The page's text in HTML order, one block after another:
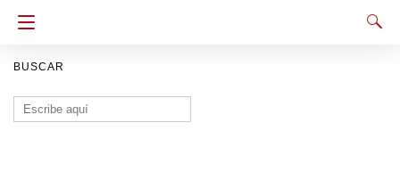
BUSCAR
Buscar: